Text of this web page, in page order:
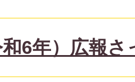
6年）広報さ